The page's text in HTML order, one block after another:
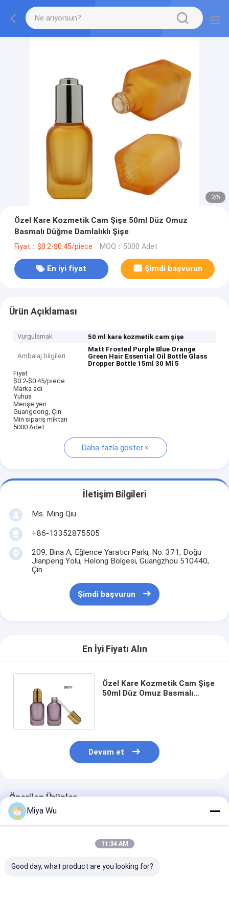
2/5
Özel Kare Kozmetik Cam Şişe 50ml Düz Omuz
Basmalı Düğme Damlalıklı Şişe
Fiyat：$0.2-$0.45/piece MOQ：5000 Adet
En iyi fiyat Şimdi başvurun
Ürün Açıklaması
Vurgulamak 50 ml kare kozmetik cam şişe
Ambalaj bilgileri
Matt Frosted Purple Blue Orange
Green Hair Essential Oil Bottle Glass
Dropper Bottle 15ml 30 Ml 5
Fiyat
$0.2-$0.45/piece
Marka adı
Yuhua
Menşe yeri
Guangdong, Çin
Min sipariş miktarı
5000 Adet
Daha fazla göster
İletişim Bilgileri
Ms. Ming Qiu
+86-13352875505
209, Bina A, Eğlence Yaratıcı Parkı, No. 371, Doğu
Jianpeng Yolu, Helong Bölgesi, Guangzhou 510440,
Çin
Şimdi başvurun
En İyi Fiyatı Alın
Özel Kare Kozmetik Cam Şişe
50ml Düz Omuz Basmalı
Devam et
Önerilen Ürünler
Miya Wu
11:34 AM
Good day, what product are you looking for?